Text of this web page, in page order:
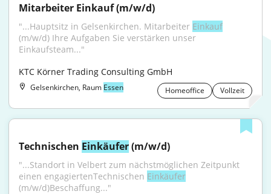
Mitarbeiter Einkauf (m/w/d)
"...Hauptsitz in Gelsenkirchen. Mitarbeiter Einkauf
(m/w/d) Ihre Aufgaben Sie verstärken unser
Einkaufsteam..."
KTC Körner Trading Consulting GmbH
Gelsenkirchen, Raum Essen Homeoffice Vollzeit
Technischen Einkäufer (m/w/d)
"...Standort in Velbert zum nächstmöglichen Zeitpunkt
einen engagiertenTechnischen Einkäufer
(m⁠/⁠w⁠/⁠d)Beschaffung..."